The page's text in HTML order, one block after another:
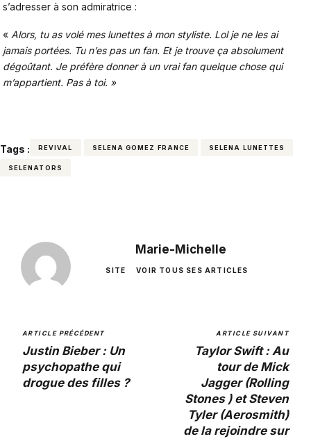
s’adresser à son admiratrice :
« Alors, tu as volé mes lunettes à mon styliste. Lol je ne les ai
jamais portées. Tu n’es pas un fan. Et je trouve ça absolument
dégoûtant. Je préfère donner à un vrai fan quelque chose qui
m’appartient. Pas à toi. »
Tags : REVIVAL SELENA GOMEZ FRANCE SELENA LUNETTES
SELENATORS
Marie-Michelle
SITE VOIR TOUS SES ARTICLES
ARTICLE PRÉCÉDENT
Justin Bieber : Un
psychopathe qui
drogue des filles ?
ARTICLE SUIVANT
Taylor Swift : Au
tour de Mick
Jagger (Rolling
Stones ) et Steven
Tyler (Aerosmith)
de la rejoindre sur